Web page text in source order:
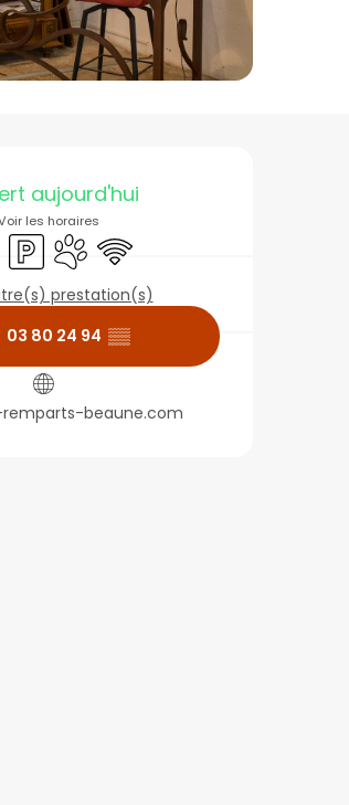
et
aujourd'hui
les horaires
ParkingAnimaux acceptés
WiFi
prestation(s)
03 80 24 94 ▒▒
beaune.com